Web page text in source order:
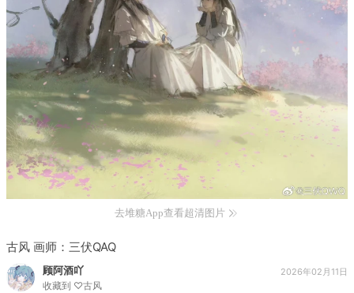
去堆糖App查看超清图片
古风 画师：三伏QAQ
顾阿酒吖
收藏到 ♡古风
2026年02月11日